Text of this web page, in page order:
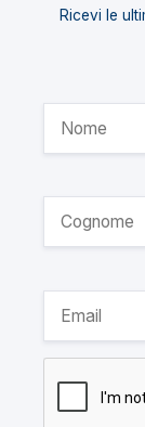
Ricevi le